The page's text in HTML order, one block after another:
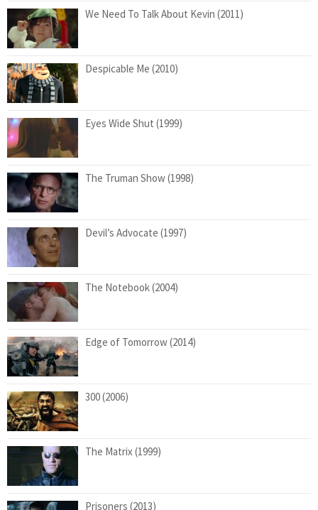
We Need To Talk About Kevin (2011)
Despicable Me (2010)
Eyes Wide Shut (1999)
The Truman Show (1998)
Devil’s Advocate (1997)
The Notebook (2004)
Edge of Tomorrow (2014)
300 (2006)
The Matrix (1999)
Prisoners (2013)